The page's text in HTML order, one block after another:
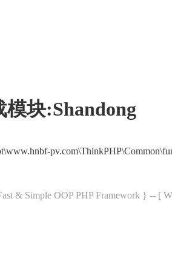
模块:Shandong
& Simple OOP PHP Framework } -- [